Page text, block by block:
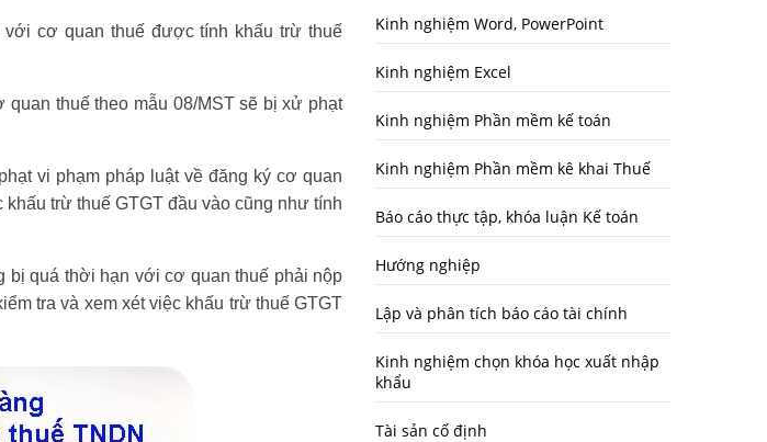
với cơ quan thuế được tính khấu trừ thuế
thuế theo mẫu 08/MST sẽ bị xử phạt
vi phạm pháp luật về đăng ký cơ quan
trừ thuế GTGT đầu vào cũng như tính
bị quá thời hạn với cơ quan thuế phải nộp
tra và xem xét việc khấu trừ thuế GTGT
Kinh nghiệm Word, PowerPoint
Kinh nghiệm Excel
Kinh nghiệm Phần mềm kế toán
Kinh nghiệm Phần mềm kê khai Thuế
Báo cáo thực tập, khóa luận Kế toán
Hướng nghiệp
Lập và phân tích báo cáo tài chính
Kinh nghiệm chọn khóa học xuất nhập
khẩu
Tài sản cố định